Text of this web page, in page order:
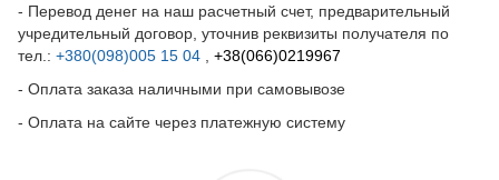
- Перевод денег на наш расчетный счет, предварительный
учредительный договор, уточнив реквизиты получателя по
тел.: +380(098)005 15 04
+38(066)0219967
- Оплата заказа наличными при самовывозе
- Оплата на сайте через платежную систему